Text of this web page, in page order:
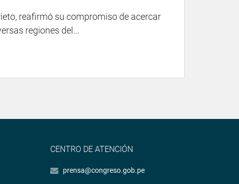
reafirmó su compromiso de acercar
regiones del...
CENTRO DE ATENCIÓN
prensa@congreso.gob.pe